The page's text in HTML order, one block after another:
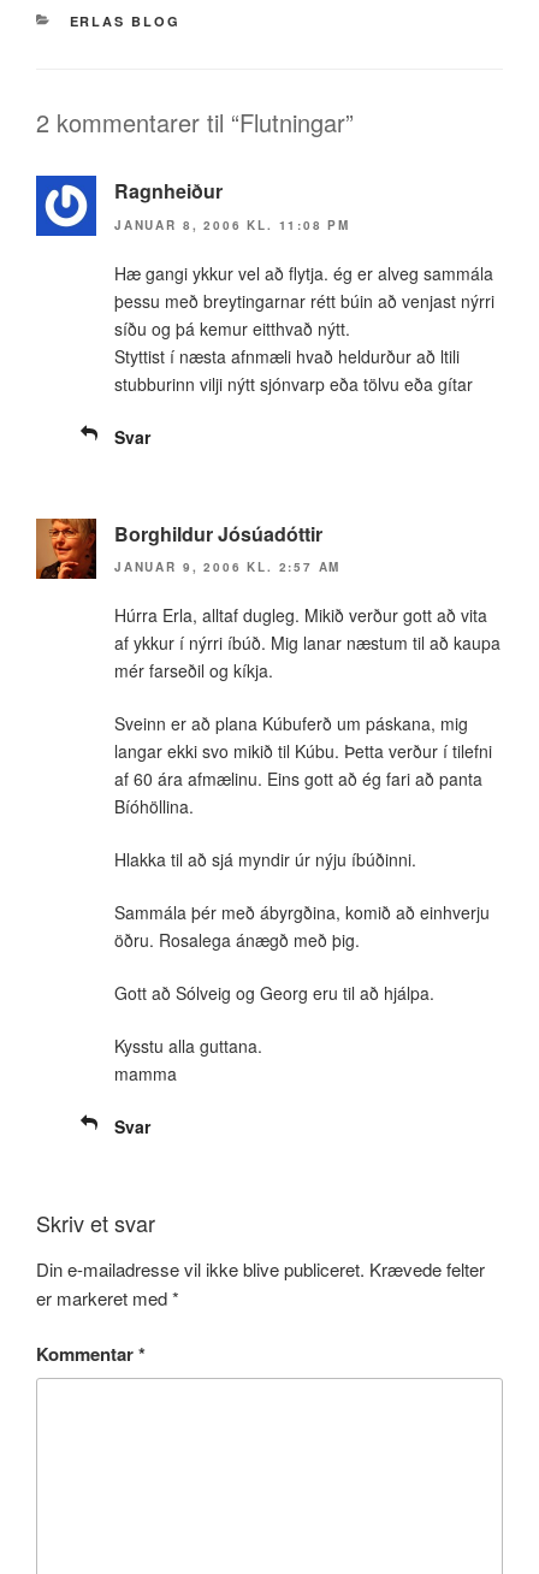
KATEGORIER
ERLAS BLOG
2 kommentarer til “Flutningar”
Ragnheiður
JANUAR 8, 2006 KL. 11:08 PM
Hæ gangi ykkur vel að flytja. ég er alveg sammála
þessu með breytingarnar rétt búin að venjast nýrri
síðu og þá kemur eitthvað nýtt.
Styttist í næsta afnmæli hvað heldurður að ltili
stubburinn vilji nýtt sjónvarp eða tölvu eða gítar
Svar
Borghildur Jósúadóttir
JANUAR 9, 2006 KL. 2:57 AM
Húrra Erla, alltaf dugleg. Mikið verður gott að vita
af ykkur í nýrri íbúð. Mig lanar næstum til að kaupa
mér farseðil og kíkja.
Sveinn er að plana Kúbuferð um páskana, mig
langar ekki svo mikið til Kúbu. Þetta verður í tilefni
af 60 ára afmælinu. Eins gott að ég fari að panta
Bíóhöllina.
Hlakka til að sjá myndir úr nýju íbúðinni.
Sammála þér með ábyrgðina, komið að einhverju
öðru. Rosalega ánægð með þig.
Gott að Sólveig og Georg eru til að hjálpa.
Kysstu alla guttana.
mamma
Svar
Skriv et svar
Din e-mailadresse vil ikke blive publiceret. Krævede felter
er markeret med*
Kommentar*